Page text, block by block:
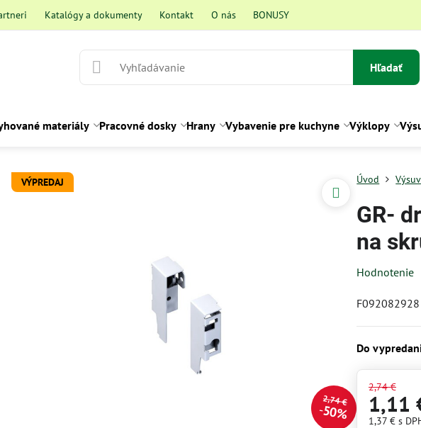
Katalógy a dokumenty Kontakt O nás BONUSY
Hľadať
materiály Pracovné dosky Hrany Vybavenie pre kuchyne Výklopy
VÝPREDAJ
2,74 €
50%
Úvod
GR-
na
Hodnotenie
F092082928
Do
2,74 €
1,11
1,37 €s